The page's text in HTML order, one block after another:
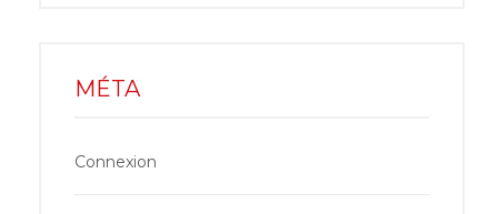
MÉTA
Connexion